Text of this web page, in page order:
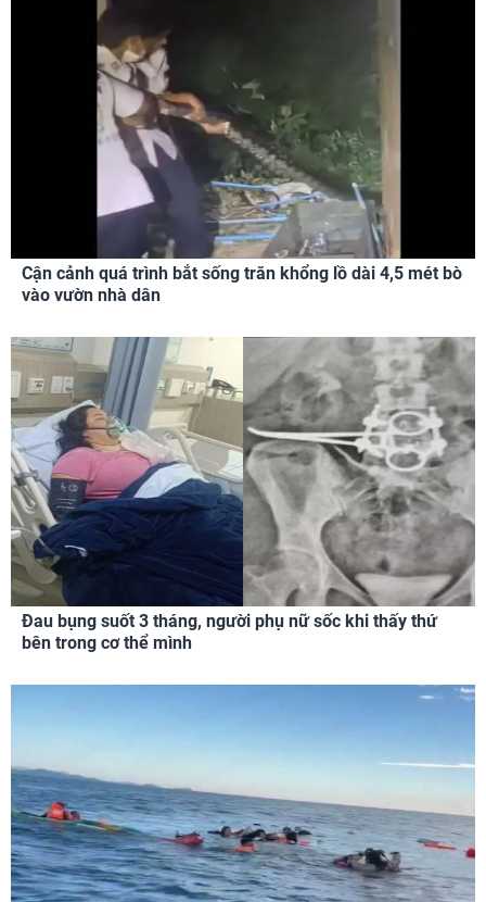
Cận cảnh quá trình bắt sống trăn khổng lồ dài 4,5 mét bò
vào vườn nhà dân
Đau bụng suốt 3 tháng, người phụ nữ sốc khi thấy thứ
bên trong cơ thể mình